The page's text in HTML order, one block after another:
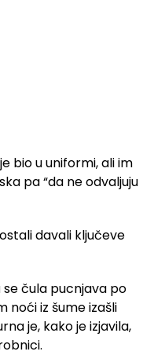
bio u uniformi, ali im
pa “da ne odvaljuju
davali ključeve
se čula pucnjava po
noći iz šume izašli
je, kako je izjavila,